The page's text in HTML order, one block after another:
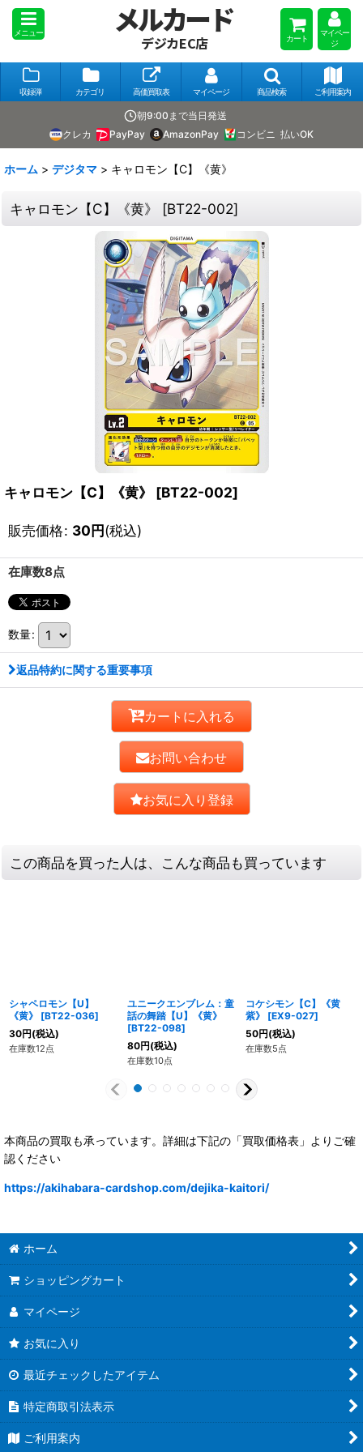
メニュー メルカード
デジカEC店 カート
マイペー
ジ
収録弾 カテゴリ 高価買取表 マイページ 商品検索 ご利用案内
朝9:00まで当日発送
クレカ
PayPay AmazonPay コンビニ 払いOK
ホーム > デジタマ > キャロモン【C】《黄》
キャロモン【C】《黄》 [BT22-002]
キャロモン【C】《黄》 [BT22-002]
販売価格: 30円(税込)
在庫数8点
数量:
返品特約に関する重要事項
カートに入れる
お問い合わせ
お気に入り登録
この商品を買った人は、こんな商品も買っています
シャペロモン【U】
《黄》
[BT22-036]
30円(税込)
在庫数12点
ユニークエンブレム：童
話の舞踏【U】《黄》
[BT22-098]
80円(税込)
在庫数10点
コケシモン【C】《黄
紫》
[EX9-027]
50円(税込)
在庫数5点
本商品の買取も承っています。詳細は下記の「買取価格表」よりご確
認ください
https://akihabara-cardshop.com/dejika-kaitori/
ホーム
ショッピングカート
マイページ
お気に入り
最近チェックしたアイテム
特定商取引法表示
ご利用案内